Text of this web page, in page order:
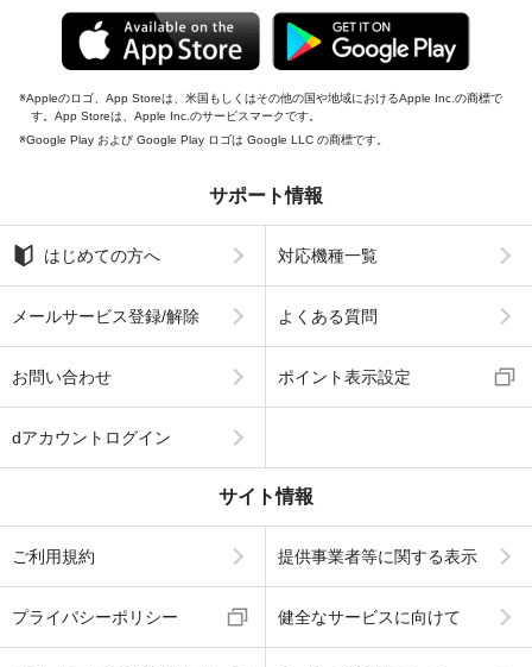
Appleのロゴ、App Storeは、米国もしくはその他の国や地域におけるApple Inc.の商標で
す。App Storeは、Apple Inc.のサービスマークです。
Google Play および Google Play ロゴは Google LLC の商標です。
サポート情報
はじめての方へ 対応機種一覧
メールサービス登録/解除 よくある質問
お問い合わせ ポイント表示設定
dアカウントログイン
サイト情報
ご利用規約 提供事業者等に関する表示
プライバシーポリシー 健全なサービスに向けて